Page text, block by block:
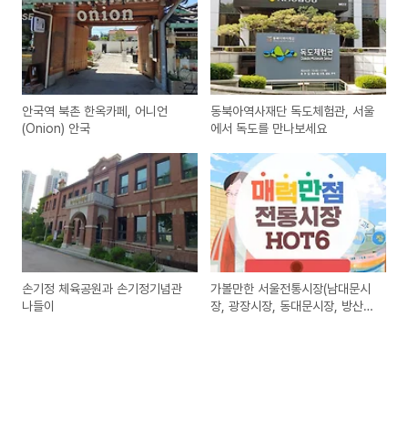
안국역 북촌 한옥카페, 어니언
(Onion) 안국
동북아역사재단 독도체험관, 서울
에서 독도를 만나보세요
손기정 체육공원과 손기정기념관
나들이
가볼만한 서울전통시장(남대문시
장, 광장시장, 동대문시장, 방산시